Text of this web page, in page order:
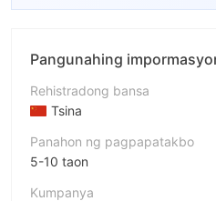
Pangunahing
Rehistradong bansa
Tsina
Panahon ng pagpapatakbo
5-10 taon
Kumpanya